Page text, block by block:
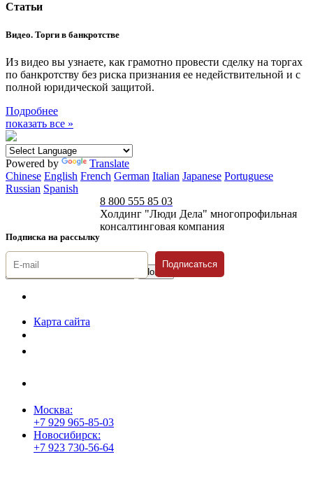
Статьи
Видео. Торги в банкротстве
Из видео вы узнаете, как грамотно провести сделку на торгах
по банкротству без риска признания ее недействительной и с
полной юридической защитой.
Подробнее
показать все »
Powered by
Translate
Chinese English French German Italian Japanese Portuguese
Russian Spanish
Подписка на рассылку
8 800 555 85 03
Холдинг "Люди Дела" многопрофильная
консалтинговая компания
Подписаться
Карта сайта
Москва:
+7 929 965-85-03
Новосибирск:
+7 923 730-56-64